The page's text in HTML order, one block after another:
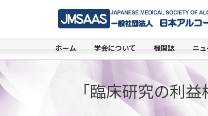
ン
ス
キ
ー
ン
に
ホーム 学会について 機関誌 ニ
「臨床研究の利